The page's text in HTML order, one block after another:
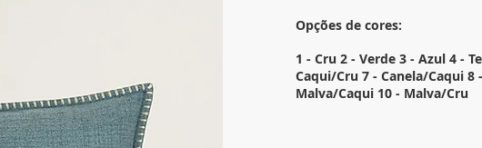
Opções de cores:
1 - Cru 2 - Verde 3 - Azul 4 -
Caqui/Cru 7 - Canela/Caqui 8
Malva/Caqui 10 - Malva/Cru